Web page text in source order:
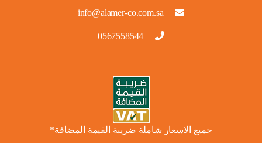
info@alamer-co.com.sa
0567558544
جميع الاسعار شاملة ضريبة القيمة المضافة*